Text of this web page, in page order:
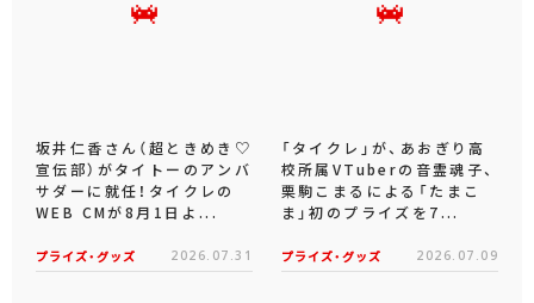
坂井仁香さん（超ときめき♡
宣伝部）がタイトーのアンバ
サダーに就任！タイクレの
WEB CMが8月1日よ...
プライズ・グッズ 2026.07.31
「タイクレ」が、あおぎり高
校所属VTuberの音霊魂子、
栗駒こまるによる「たまこ
ま」初のプライズを7...
プライズ・グッズ 2026.07.09